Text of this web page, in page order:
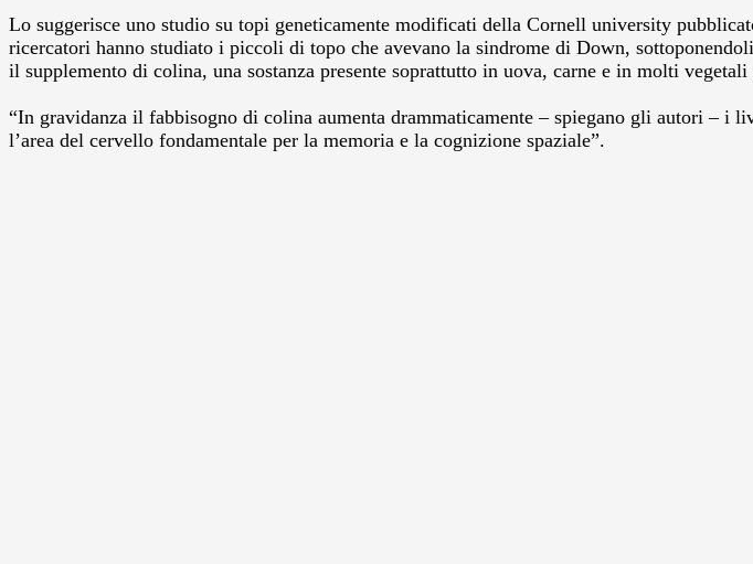
Lo suggerisce uno studio su topi geneticamente modificati della Cornell university
ricercatori hanno studiato i piccoli di topo che avevano la sindrome di Down,
il supplemento di colina, una sostanza presente soprattutto in uova, carne e in molti
“In gravidanza il fabbisogno di colina aumenta drammaticamente – spiegano gli autori –
l’area del cervello fondamentale per la memoria e la cognizione spaziale”.